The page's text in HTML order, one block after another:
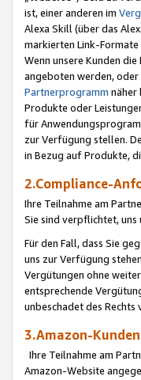
ist, einer anderen im
Alexa Skill (über das
markierten Link-Formate
Wenn unsere Kunden
angeboten werden,
Partnerprogramm näher
Produkte oder
für
zur Verfügung stellen.
in Bezug auf Produkte,
2.Compliance-
Ihre Teilnahme am
Sie sind verpflichtet,
Für den Fall, dass Sie
uns zur Verfügung
Vergütungen ohne
entsprechende
unbeschadet des
3.Amazon-Kunden
Ihre Teilnahme am
Amazon-Website